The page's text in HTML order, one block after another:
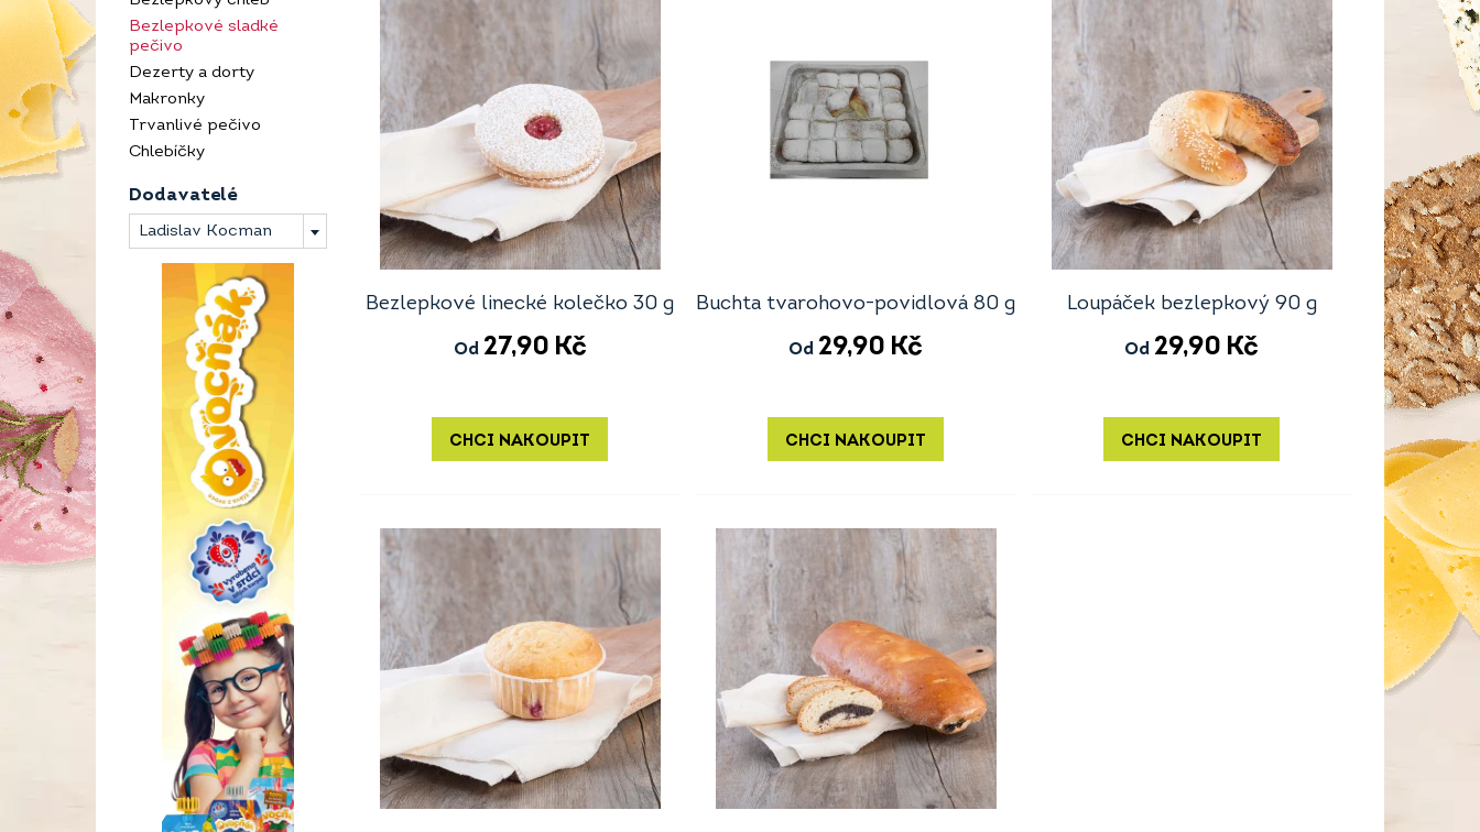
Bezlepkové sladké
pečivo
Dezerty a dorty
Makronky
Trvanlivé pečivo
Chlebíčky
Dodavatelé
Ladislav Kocman
Bezlepkové linecké kolečko 30 g
Od 27,90 Kč
CHCI NAKOUPIT
Buchta tvarohovo-povidlová 80 g
Od 29,90 Kč
CHCI NAKOUPIT
Loupáček bezlepkový 90 g
Od 29,90 Kč
CHCI NAKOUPIT